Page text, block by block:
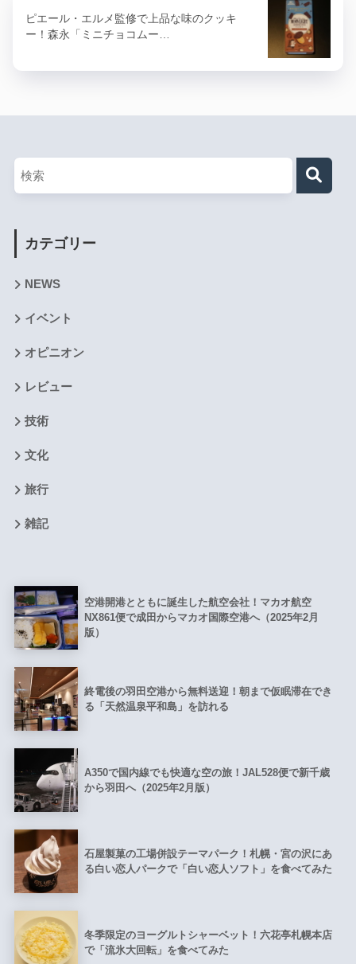
ピエール・エルメ監修で上品な味のクッキ
ー！森永「ミニチョコムー…
カテゴリー
NEWS
イベント
オピニオン
レビュー
技術
文化
旅行
雑記
空港開港とともに誕生した航空会社！マカオ航空
NX861便で成田からマカオ国際空港へ（2025年2月
版）
終電後の羽田空港から無料送迎！朝まで仮眠滞在でき
る「天然温泉平和島」を訪れる
A350で国内線でも快適な空の旅！JAL528便で新千歳
から羽田へ（2025年2月版）
石屋製菓の工場併設テーマパーク！札幌・宮の沢にあ
る白い恋人パークで「白い恋人ソフト」を食べてみた
冬季限定のヨーグルトシャーベット！六花亭札幌本店
で「流氷大回転」を食べてみた